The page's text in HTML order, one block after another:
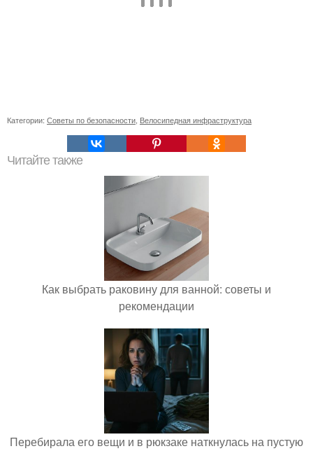
Категории: Советы по безопасности Велосипедная инфраструктура
Читайте также
Как выбрать раковину для ванной: советы и
рекомендации
Перебирала его вещи и в рюкзаке наткнулась на пустую